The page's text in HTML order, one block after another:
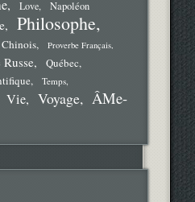
Love
Napoléon
Philosophe
Chinois Proverbe Français
Russe Québec
Temps
Vie Voyage
ÂMe-